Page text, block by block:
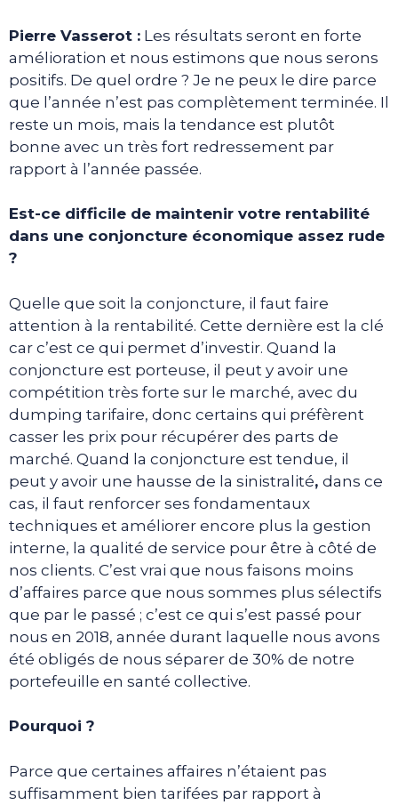
Pierre Vasserot : Les résultats seront en forte
amélioration et nous estimons que nous serons
positifs. De quel ordre ? Je ne peux le dire parce
que l’année n’est pas complètement terminée. Il
reste un mois, mais la tendance est plutôt
bonne avec un très fort redressement par
rapport à l’année passée.
Est-ce difficile de maintenir votre rentabilité
dans une conjoncture économique assez rude
?
Quelle que soit la conjoncture, il faut faire
attention à la rentabilité. Cette dernière est la clé
car c’est ce qui permet d’investir. Quand la
conjoncture est porteuse, il peut y avoir une
compétition très forte sur le marché, avec du
dumping tarifaire, donc certains qui préfèrent
casser les prix pour récupérer des parts de
marché. Quand la conjoncture est tendue, il
peut y avoir une hausse de la sinistralité, dans ce
cas, il faut renforcer ses fondamentaux
techniques et améliorer encore plus la gestion
interne, la qualité de service pour être à côté de
nos clients. C’est vrai que nous faisons moins
d’affaires parce que nous sommes plus sélectifs
que par le passé ; c’est ce qui s’est passé pour
nous en 2018, année durant laquelle nous avons
été obligés de nous séparer de 30% de notre
portefeuille en santé collective.
Pourquoi ?
Parce que certaines affaires n’étaient pas
suffisamment bien tarifées par rapport à